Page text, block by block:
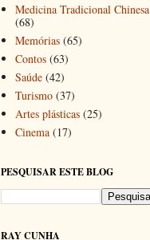
Medicina Tradicional Chinesa
(68)
Memórias (65)
Contos (63)
Saúde (42)
Turismo (37)
Artes plásticas (25)
Cinema (17)
PESQUISAR ESTE BLOG
RAY CUNHA